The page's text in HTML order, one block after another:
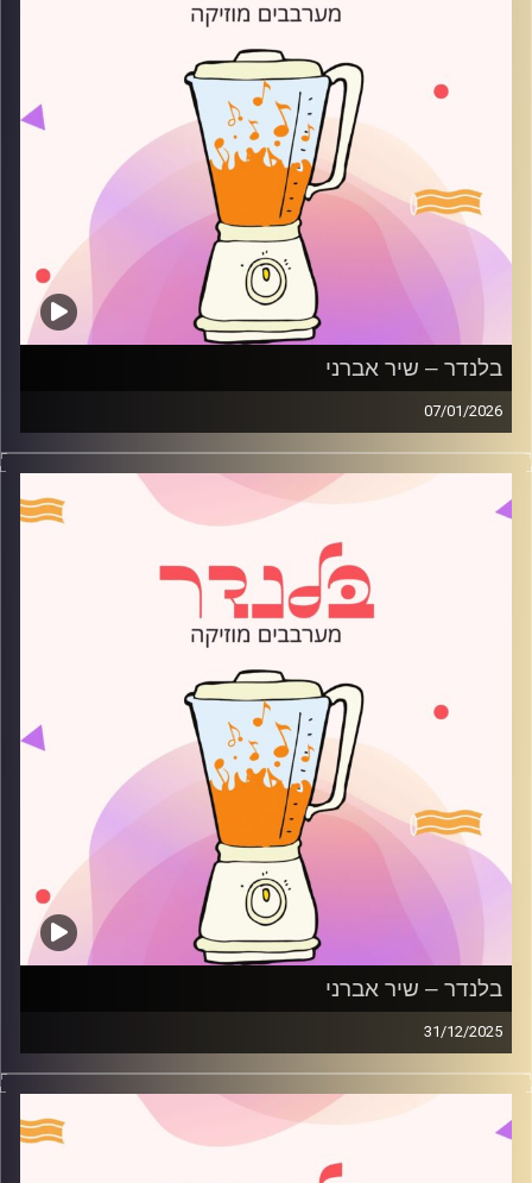
בלנדר – שיר אברני
07/01/2026
מוזיקה רגועה לפתוח איתה את הבוקר בהגשת שיר אברני
קרדיט תמונות:
AudioVersity
בלנדר – שיר אברני
31/12/2025
מוזיקה רגועה לפתוח איתה את הבוקר בהגשת שיר אברני
קרדיט תמונות:
AudioVersity